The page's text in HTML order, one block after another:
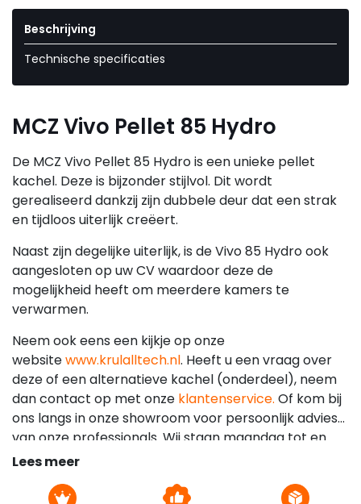
Beschrijving
Technische specificaties
MCZ Vivo Pellet 85 Hydro
De MCZ Vivo Pellet 85 Hydro is een unieke pellet
kachel. Deze is bijzonder stijlvol. Dit wordt
gerealiseerd dankzij zijn dubbele deur dat een strak
en tijdloos uiterlijk creëert.
Naast zijn degelijke uiterlijk, is de Vivo 85 Hydro ook
aangesloten op uw CV waardoor deze de
mogelijkheid heeft om meerdere kamers te
verwarmen.
Neem ook eens een kijkje op onze
websitewww.krulalltech.nl. Heeft u een vraag over
deze of een alternatieve kachel (onderdeel), neem
dan contact op met onze klantenservice. Of kom bij
ons langs in onze showroom voor persoonlijk advies
van onze professionals. Wij staan maandag tot en
met zaterdag de hele dag klaar voor al uw vragen.
Lees meer